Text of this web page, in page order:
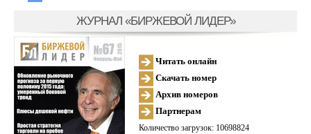
ЖУРНАЛ «БИРЖЕВОЙ ЛИДЕР»
Читать онлайн
Скачать номер
Архив номеров
Партнерам
Количество загрузок: 10698824